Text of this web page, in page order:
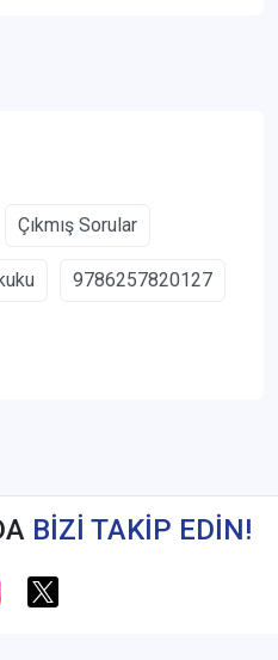
Çıkmış Sorular
9786257820127
BİZİ TAKİP EDİN!